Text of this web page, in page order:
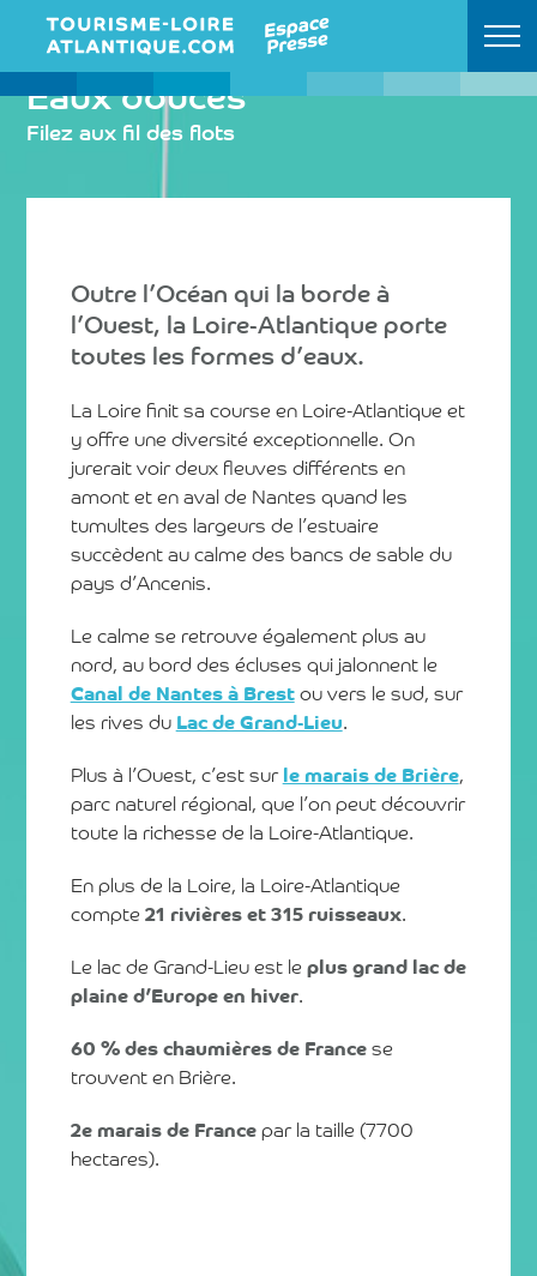
Retour à l'accueil
Eaux douces
Filez aux fil des flots
Outre l’Océan qui la borde à
l’Ouest, la Loire-Atlantique porte
toutes les formes d’eaux.
La Loire finit sa course en Loire-Atlantique et
y offre une diversité exceptionnelle. On
jurerait voir deux fleuves différents en
amont et en aval de Nantes quand les
tumultes des largeurs de l’estuaire
succèdent au calme des bancs de sable du
pays d’Ancenis.
Le calme se retrouve également plus au
nord, au bord des écluses qui jalonnent le
Canal de Nantes à Brestou vers le sud, sur
les rives duLac de Grand-Lieu.
Plus à l’Ouest, c’est surle marais de Brière,
parc naturel régional, que l’on peut découvrir
toute la richesse de la Loire-Atlantique.
En plus de la Loire, la Loire-Atlantique
compte21 rivières et 315 ruisseaux.
Le lac de Grand-Lieu est leplus grand lac de
plaine d’Europe en hiver.
60 % des chaumières de Francese
trouvent en Brière.
2e marais de Francepar la taille (7700
hectares).